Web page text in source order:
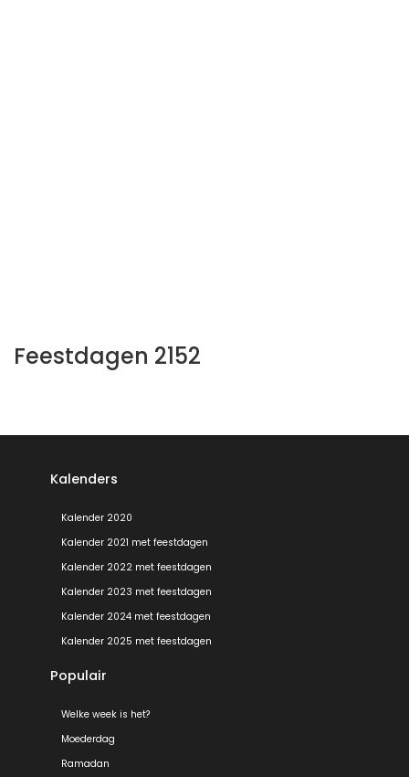
Feestdagen 2152
Kalenders
Kalender 2020
Kalender 2021 met feestdagen
Kalender 2022 met feestdagen
Kalender 2023 met feestdagen
Kalender 2024 met feestdagen
Kalender 2025 met feestdagen
Populair
Welke week is het?
Moederdag
Ramadan